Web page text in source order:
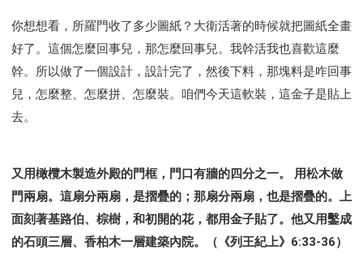
你想想看，所羅門收了多少圖紙？大衛活著的時候就把圖紙全畫
好了。這個怎麼回事兒，那怎麼回事兒。我幹活我也喜歡這麼
幹。所以做了一個設計，設計完了，然後下料，那塊料是咋回事
兒，怎麼整、怎麼拼、怎麼裝。咱們今天這軟裝，這金子是貼上
去。
又用橄欖木製造外殿的門框，門口有牆的四分之一。 用松木做
門兩扇。這扇分兩扇，是摺疊的；那扇分兩扇，也是摺疊的。上
面刻著基路伯、棕樹，和初開的花，都用金子貼了。他又用鑿成
的石頭三層、香柏木一層建築內院。（《列王紀上》6:33-36）